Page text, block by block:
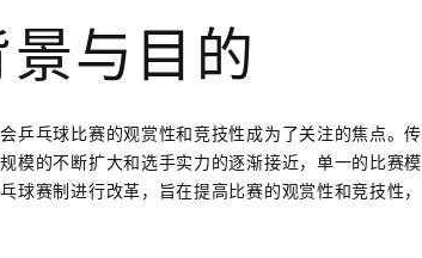
与目的
乒乓球比赛的观赏性和竞技性成为了关注的焦点。传
模的不断扩大和选手实力的逐渐接近，单一的比赛模
赛制进行改革，旨在提高比赛的观赏性和竞技性，